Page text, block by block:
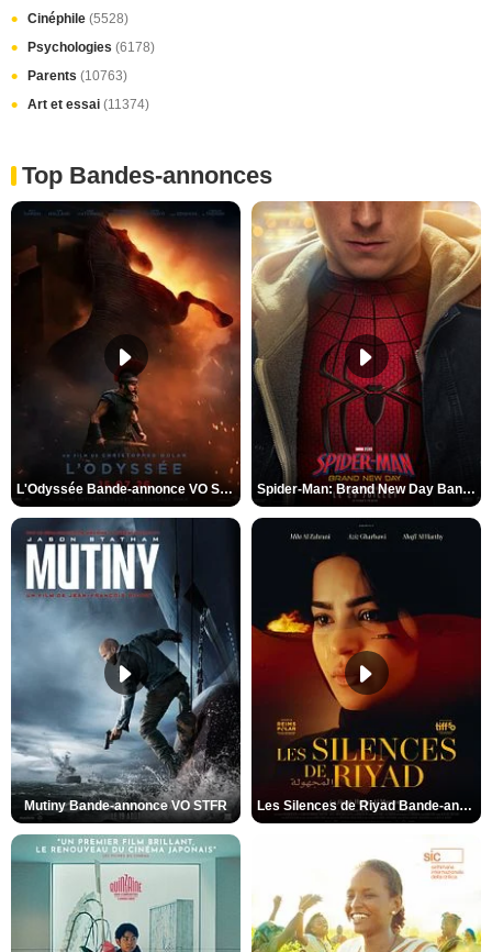
Cinéphile (5528)
Psychologies (6178)
Parents (10763)
Art et essai (11374)
Top Bandes-annonces
L'Odyssée Bande-annonce VO STFR Spider-Man: Brand New Day Bande-annonce VO STFR
Mutiny Bande-annonce VO STFR Les Silences de Riyad Bande-annonce VO STFR